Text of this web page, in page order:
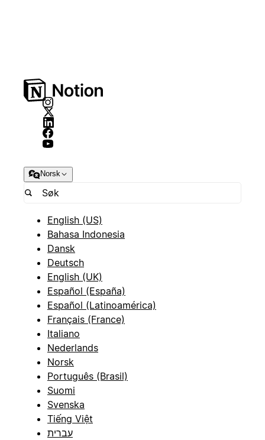
Norsk
English (US)
Bahasa Indonesia
Dansk
Deutsch
English (UK)
Español (España)
Español (Latinoamérica)
Français (France)
Italiano
Nederlands
Norsk
Português (Brasil)
Suomi
Svenska
Tiếng Việt
עברית